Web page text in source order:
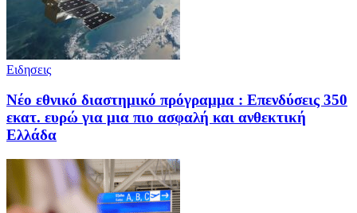
Ειδησεις
Νέο εθνικό διαστημικό πρόγραμμα : Επενδύσεις 350
εκατ. ευρώ για μια πιο ασφαλή και ανθεκτική
Ελλάδα